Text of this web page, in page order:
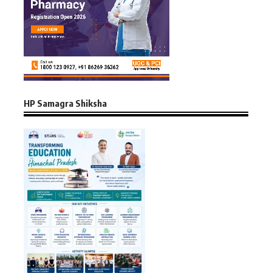
HP Samagra Shiksha